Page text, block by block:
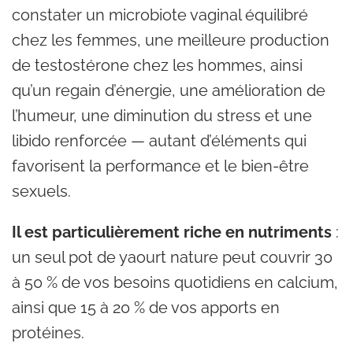
constater un microbiote vaginal équilibré
chez les femmes, une meilleure production
de testostérone chez les hommes, ainsi
qu’un regain d’énergie, une amélioration de
l’humeur, une diminution du stress et une
libido renforcée — autant d’éléments qui
favorisent la performance et le bien-être
sexuels.
Il est particulièrement riche en nutriments :
un seul pot de yaourt nature peut couvrir 30
à 50 % de vos besoins quotidiens en calcium,
ainsi que 15 à 20 % de vos apports en
protéines.